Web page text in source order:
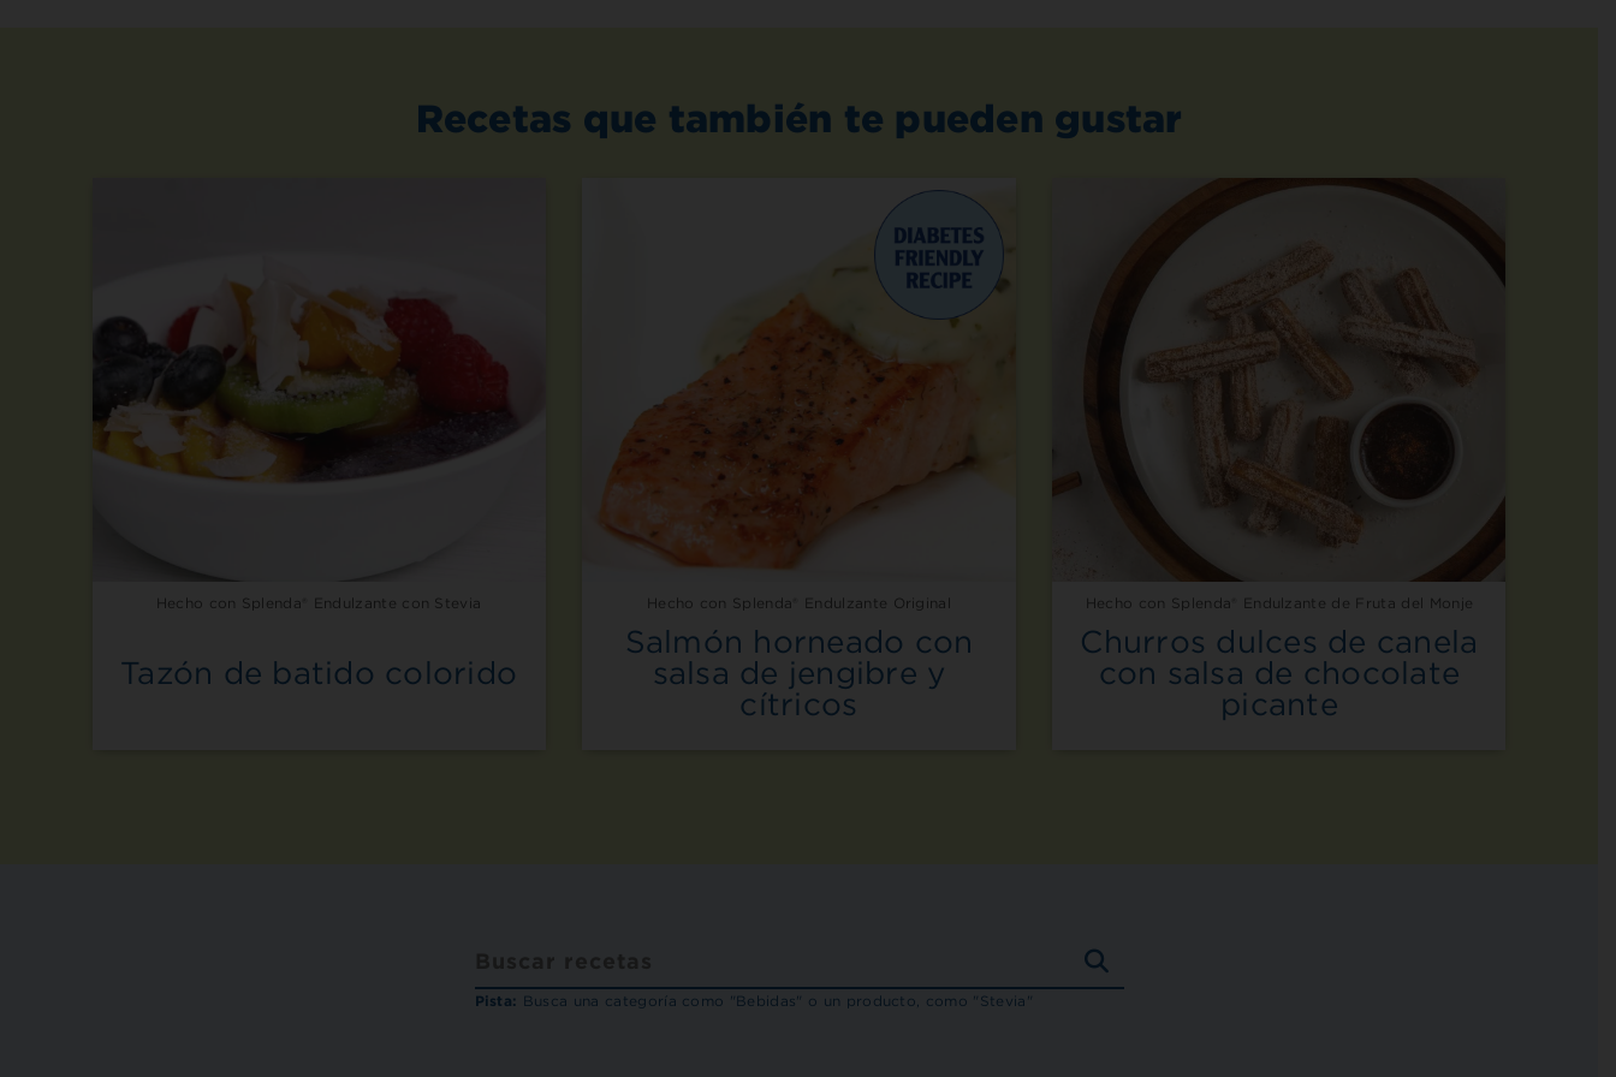
Recetas que también te pueden gustar
Hecho con Splenda® Endulzante con Stevia
Tazón de batido colorido
Hecho con Splenda® Endulzante Original
Salmón horneado con
salsa de jengibre y
cítricos
Hecho con Splenda® Endulzante de Fruta del Monje
Churros dulces de canela
con salsa de chocolate
picante
BUSCAR
RECETAS
Pista: Busca una categoría como "Bebidas" o un producto, como "Stevia"